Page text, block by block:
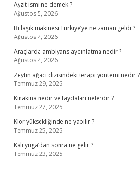
Ayzit ismi ne demek ?
Ağustos 5, 2026
Bulaşık makinesi Türkiye’ye ne zaman geldi ?
Ağustos 4, 2026
Araçlarda ambiyans aydınlatma nedir ?
Ağustos 4, 2026
Zeytin ağacı dizisindeki terapi yöntemi nedir ?
Temmuz 29, 2026
Kınakına nedir ve faydaları nelerdir ?
Temmuz 27, 2026
Klor yüksekliğinde ne yapılır ?
Temmuz 25, 2026
Kali yuga’dan sonra ne gelir ?
Temmuz 23, 2026